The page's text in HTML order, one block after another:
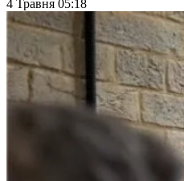
4 Травня 05:18